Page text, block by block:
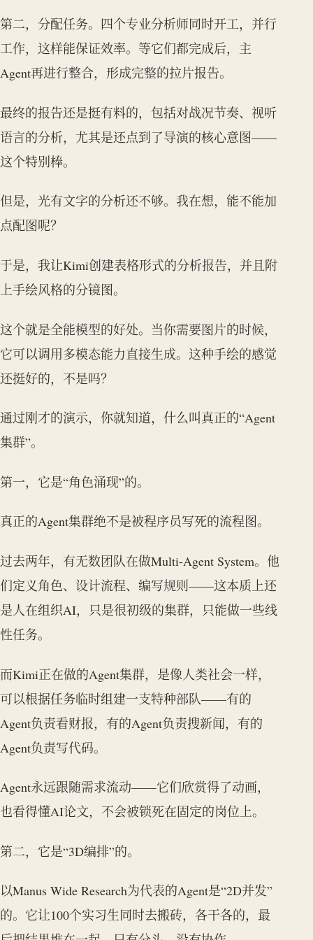
第二，分配任务。四个专业分析师同时开工，并行
工作，这样能保证效率。等它们都完成后，主
Agent再进行整合，形成完整的拉片报告。
最终的报告还是挺有料的，包括对战况节奏、视听
语言的分析，尤其是还点到了导演的核心意图——
这个特别棒。
但是，光有文字的分析还不够。我在想，能不能加
点配图呢？
于是，我让Kimi创建表格形式的分析报告，并且附
上手绘风格的分镜图。
这个就是全能模型的好处。当你需要图片的时候，
它可以调用多模态能力直接生成。这种手绘的感觉
还挺好的，不是吗？
通过刚才的演示，你就知道，什么叫真正的“Agent
集群”。
第一，它是“角色涌现”的。
真正的Agent集群绝不是被程序员写死的流程图。
过去两年，有无数团队在做Multi-Agent System。他
们定义角色、设计流程、编写规则——这本质上还
是人在组织AI，只是很初级的集群，只能做一些线
性任务。
而Kimi正在做的Agent集群，是像人类社会一样，
可以根据任务临时组建一支特种部队——有的
Agent负责看财报，有的Agent负责搜新闻，有的
Agent负责写代码。
Agent永远跟随需求流动——它们欣赏得了动画，
也看得懂AI论文，不会被锁死在固定的岗位上。
第二，它是“3D编排”的。
以Manus Wide Research为代表的Agent是“2D并发”
的。它让100个实习生同时去搬砖，各干各的，最